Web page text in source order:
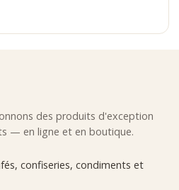
des produits d'exception
— en ligne et en boutique.
confiseries, condiments et